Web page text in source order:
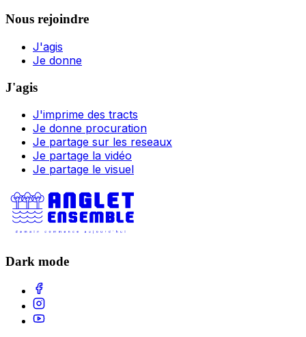
Nous rejoindre
J'agis
Je donne
J'agis
J'imprime des tracts
Je donne procuration
Je partage sur les reseaux
Je partage la vidéo
Je partage le visuel
Dark mode